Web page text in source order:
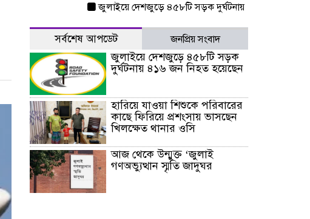
জুলাইয়ে দেশজুড়ে ৪৫৮টি সড়ক দুর্ঘটনায় ৪১৬ জন নিহত
সর্বশেষ আপডেট জনপ্রিয় সংবাদ
জুলাইয়ে দেশজুড়ে ৪৫৮টি সড়ক
দুর্ঘটনায় ৪১৬ জন নিহত হয়েছেন
হারিয়ে যাওয়া শিশুকে পরিবারের
কাছে ফিরিয়ে প্রশংসায় ভাসছেন
খিলক্ষেত থানার ওসি
আজ থেকে উন্মুক্ত ‘জুলাই
গণঅভ্যুত্থান স্মৃতি জাদুঘর